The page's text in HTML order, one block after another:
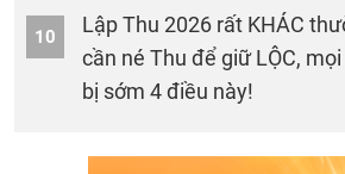
10
Lập Thu 2026 rất KHÁC
cần né Thu để giữ LỘC,
bị sớm 4 điều này!